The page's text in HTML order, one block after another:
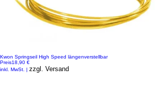
Kwon Springseil High Speed längenverstellbar
Preis18,90 €
inkl. MwSt.
zzgl. Versand